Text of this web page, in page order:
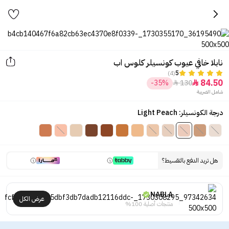
نابلا خافي عيوب كونسيلر كلوس اب
5
(4)
84.50

130

-35%
شامل الضريبة
درجة الكونسيلر: Light Peach
هل تريد الدفع بالتقسيط؟
NABLA
منتجات أصلية 100%
عرض الكل